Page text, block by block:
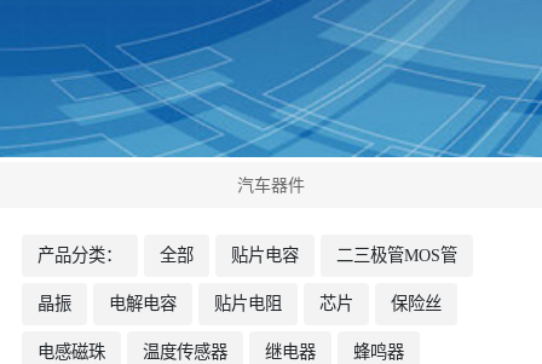
汽车器件
产品分类： 全部 贴片电容 二三极管MOS管
晶振 电解电容 贴片电阻 芯片 保险丝
电感磁珠 温度传感器 继电器 蜂鸣器